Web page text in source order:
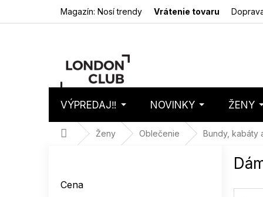
Magazín: Nosí trendy Vrátenie tovaru
košík
VÝPREDAJ‼️ NOVINKY ŽENY
DomovŽeny Oblečenie Bundy, kabáty
Cena